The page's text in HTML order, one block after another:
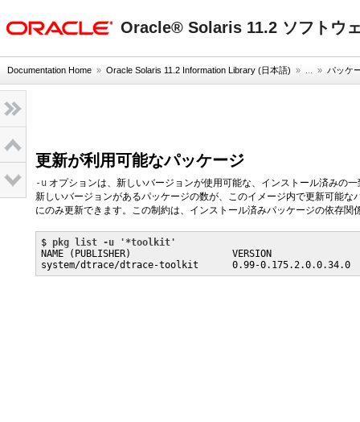
Oracle® Solaris 11.2 ソフトウ
Documentation Home » Oracle Solaris 11.2 Information Library (日本語) » ... » パッケ
更新が利用可能なパッケージ
-u オプションは、新しいバージョンが使用可能な、インストール済みの
新しいバージョンがあるパッケージの数が、このイメージ内で更新可能
にのみ更新できます。この制約は、インストール済みパッケージの依存
$ pkg list -u '*toolkit'
NAME (PUBLISHER)                  VERSION
system/dtrace/dtrace-toolkit      0.99-